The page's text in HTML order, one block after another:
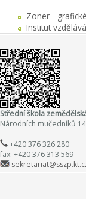
Zoner -
Institut
Střední škola
Národních mučedníků
+420 376 326 280
fax: +420 376 313 569